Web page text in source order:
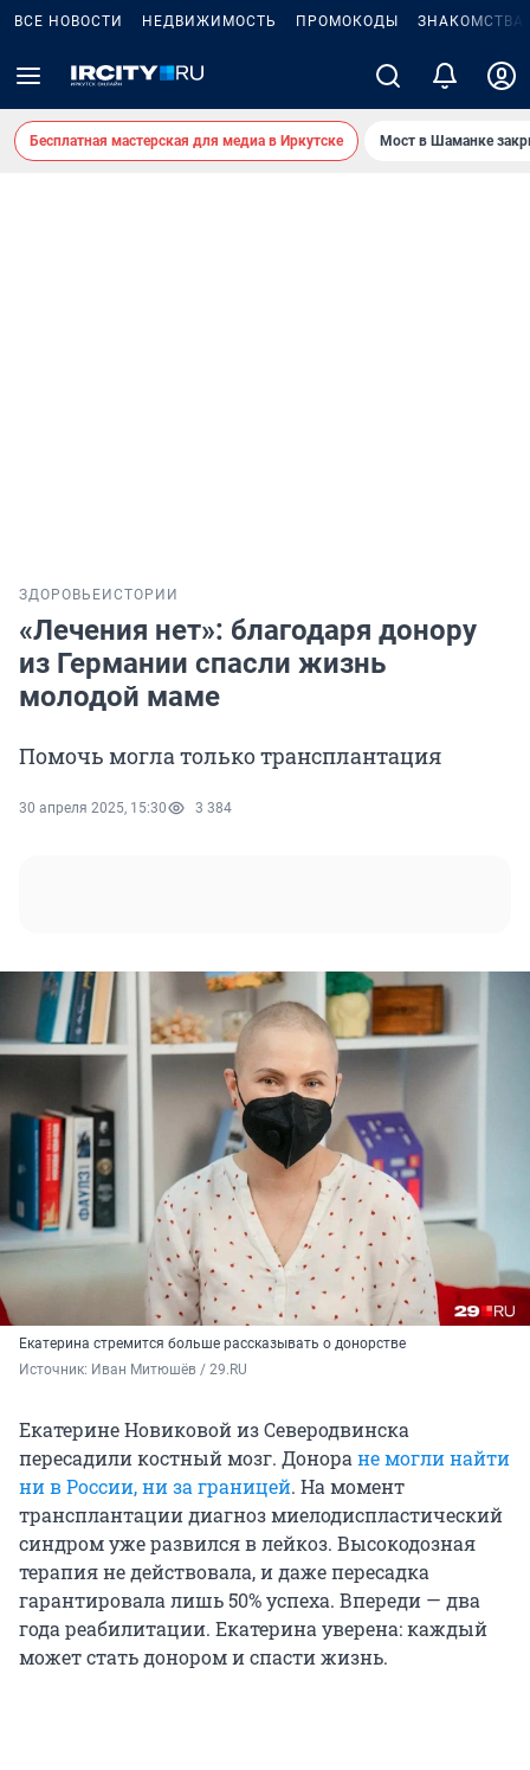
ВСЕ НОВОСТИ НЕДВИЖИМОСТЬ ПРОМОКОДЫ ЗНАКОМСТВА
Бесплатная мастерская для медиа в Иркутске Мост в Шаманке
ЗДОРОВЬЕ ИСТОРИИ
«Лечения нет»: благодаря донору
из Германии спасли жизнь
молодой маме
Помочь могла только трансплантация
30 апреля 2025, 15:30 3 384
Екатерина стремится больше рассказывать о донорстве
Источник: Иван Митюшёв / 29.RU
Екатерине Новиковой из Северодвинска
пересадили костный мозг. Доноране могли найти
ни в России, ни за границей. На момент
трансплантации диагноз миелодиспластический
синдром уже развился в лейкоз. Высокодозная
терапия не действовала, и даже пересадка
гарантировала лишь 50% успеха. Впереди — два
года реабилитации. Екатерина уверена: каждый
может стать донором и спасти жизнь.